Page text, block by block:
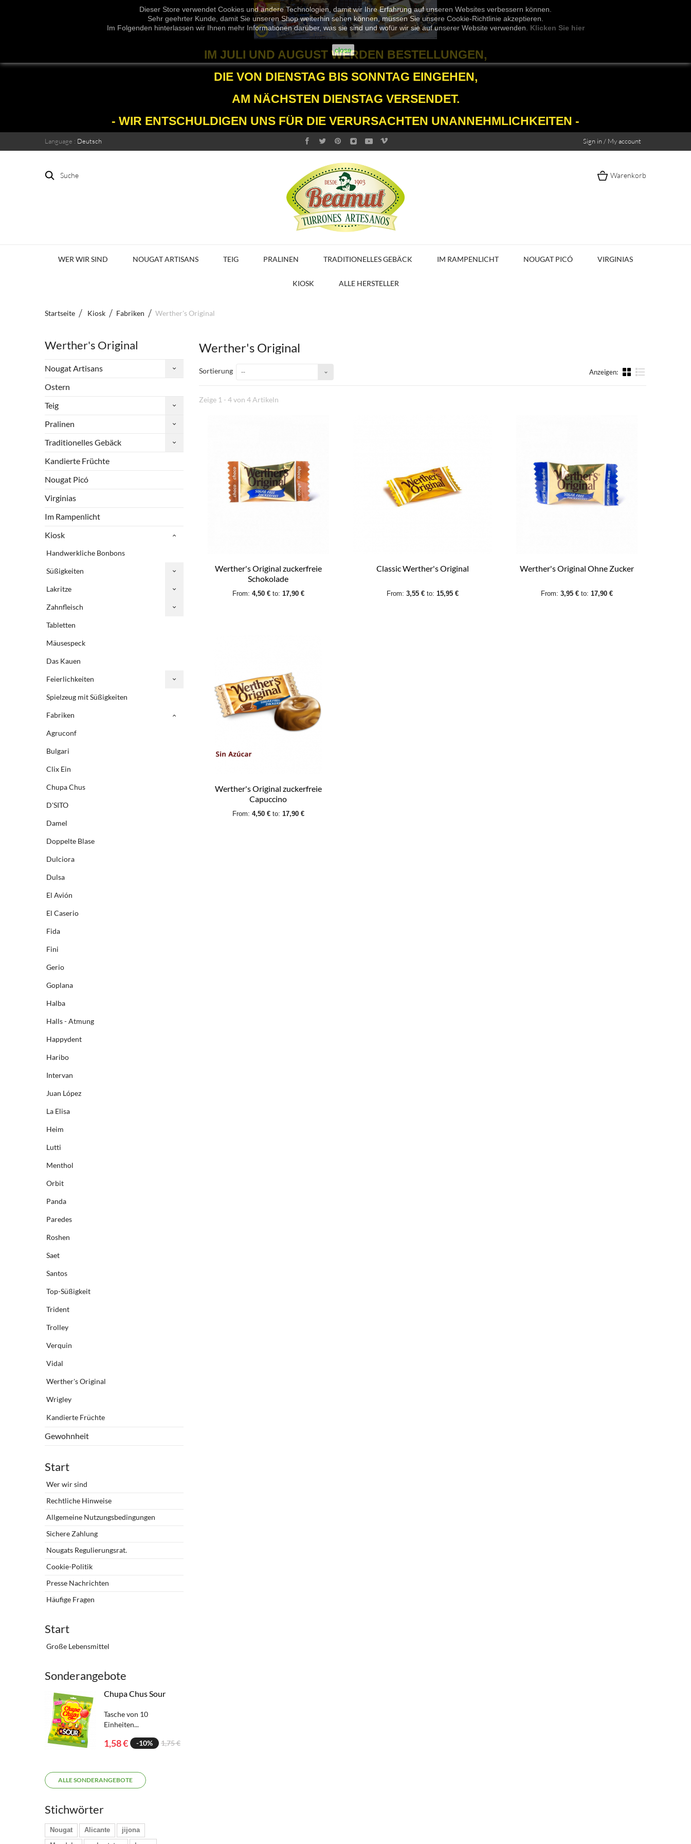
Dieser Store verwendet Cookies und andere Technologien, damit wir Ihre Erfahrung auf unseren Websites verbessern können.
Sehr geehrter Kunde, damit Sie unseren Shop weiterhin sehen können, müssen Sie unsere Cookie-Richtlinie akzeptieren.
Im Folgenden hinterlassen wir Ihnen mehr Informationen darüber, was sie sind und wofür wir sie auf unserer Website verwenden. Klicken Sie hier
close
IM JULI UND AUGUST WERDEN BESTELLUNGEN,
DIE VON DIENSTAG BIS SONNTAG EINGEHEN,
AM NÄCHSTEN DIENSTAG VERSENDET.
- WIR ENTSCHULDIGEN UNS FÜR DIE VERURSACHTEN UNANNEHMLICHKEITEN -
Sign in / My account
Language : Deutsch
Suche Warenkorb
WER WIR SIND NOUGAT ARTISANS TEIG PRALINEN TRADITIONELLES GEBÄCK IM RAMPENLICHT NOUGAT PICÓ VIRGINIAS
KIOSK ALLE HERSTELLER
Startseite Kiosk Fabriken Werther's Original
Werther's Original
Nougat Artisans
Ostern
Teig
Pralinen
Traditionelles Gebäck
Kandierte Früchte
Nougat Picó
Virginias
Im Rampenlicht
Kiosk
Handwerkliche Bonbons
Süßigkeiten
Lakritze
Zahnfleisch
Tabletten
Mäusespeck
Das Kauen
Feierlichkeiten
Spielzeug mit Süßigkeiten
Fabriken
Agruconf
Bulgari
Clix Ein
Chupa Chus
D'SITO
Damel
Doppelte Blase
Dulciora
Dulsa
El Avión
El Caserio
Fida
Fini
Gerio
Goplana
Halba
Halls - Atmung
Happydent
Haribo
Intervan
Juan López
La Elisa
Heim
Lutti
Menthol
Orbit
Panda
Paredes
Roshen
Saet
Santos
Top-Süßigkeit
Trident
Trolley
Verquin
Vidal
Werther's Original
Wrigley
Kandierte Früchte
Gewohnheit
Start
Wer wir sind
Rechtliche Hinweise
Allgemeine Nutzungsbedingungen
Sichere Zahlung
Nougats Regulierungsrat.
Cookie-Politik
Presse Nachrichten
Häufige Fragen
Start
Große Lebensmittel
Sonderangebote
Chupa Chus Sour
Tasche von 10
Einheiten...
1,58 € -10% 1,75 €
ALLE SONDERANGEBOTE
Stichwörter
Nougat Alicante
jijona
Werther's Original
Anzeigen:
Sortierung --
Zeige 1 - 4 von 4 Artikeln
Werther's Original zuckerfreie
Schokolade
From: 4,50 € to: 17,90 €
Classic Werther's Original
From: 3,55 € to: 15,95 €
Werther's Original Ohne Zucker
From: 3,95 € to: 17,90 €
Werther's Original zuckerfreie
Capuccino
From: 4,50 € to: 17,90 €